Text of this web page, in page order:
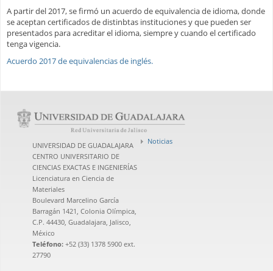
A partir del 2017, se firmó un acuerdo de equivalencia de idioma, donde
se aceptan certificados de distinbtas instituciones y que pueden ser
presentados para acreditar el idioma, siempre y cuando el certificado
tenga vigencia.
Acuerdo 2017 de equivalencias de inglés.
UNIVERSIDAD DE GUADALAJARA
CENTRO UNIVERSITARIO DE
CIENCIAS EXACTAS E INGENIERÍAS
Licenciatura en Ciencia de
Materiales
Boulevard Marcelino García
Barragán 1421, Colonia Olímpica,
C.P. 44430, Guadalajara, Jalisco,
México
Teléfono: +52 (33) 1378 5900 ext.
27790
Noticias